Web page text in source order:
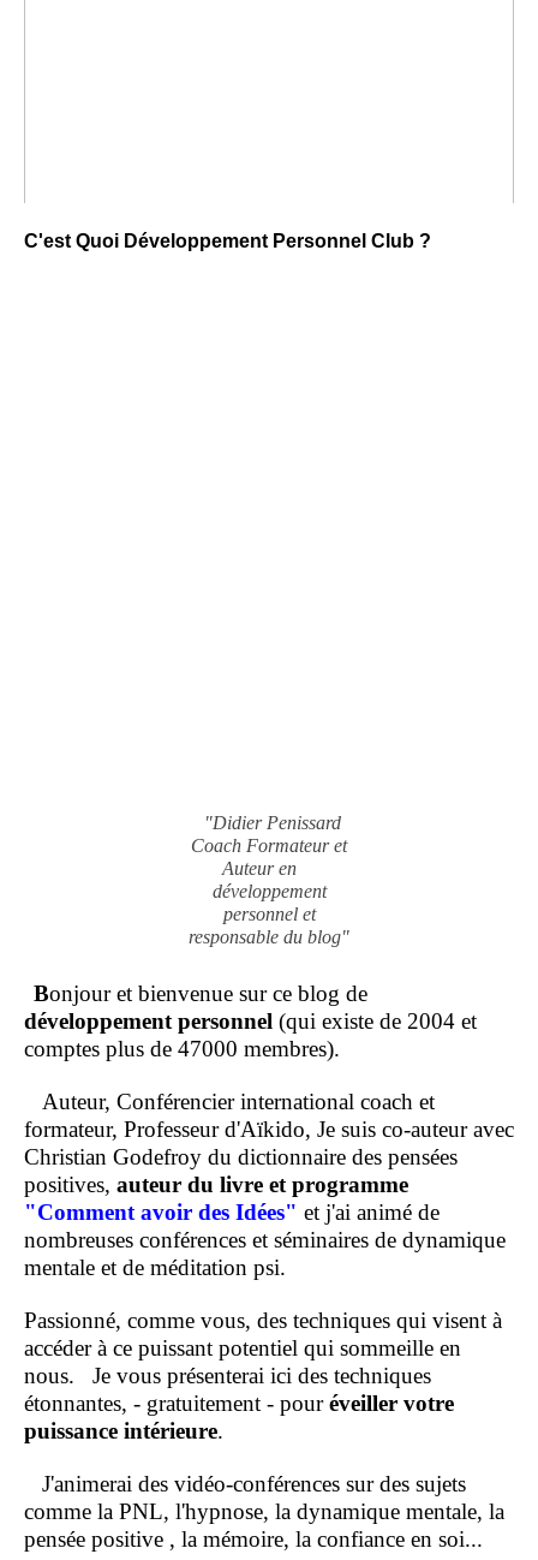
C'est Quoi Développement Personnel Club ?
"Didier Penissard
Coach Formateur et
Auteur en
développement
personnel et
responsable du blog"
Bonjour et bienvenue sur ce blog de
développement personnel (qui existe de 2004 et
comptes plus de 47000 membres).
Auteur, Conférencier international coach et
formateur, Professeur d'Aïkido, Je suis co-auteur avec
Christian Godefroy du dictionnaire des pensées
positives, auteur du livre et programme
"Comment avoir des Idées" et j'ai animé de
nombreuses conférences et séminaires de dynamique
mentale et de méditation psi.
Passionné, comme vous, des techniques qui visent à
accéder à ce puissant potentiel qui sommeille en
nous. Je vous présenterai ici des techniques
étonnantes, - gratuitement - pouréveiller votre
puissance intérieure.
J'animerai des vidéo-conférences sur des sujets
comme la PNL, l'hypnose, la dynamique mentale, la
pensée positive , la mémoire, la confiance en soi...